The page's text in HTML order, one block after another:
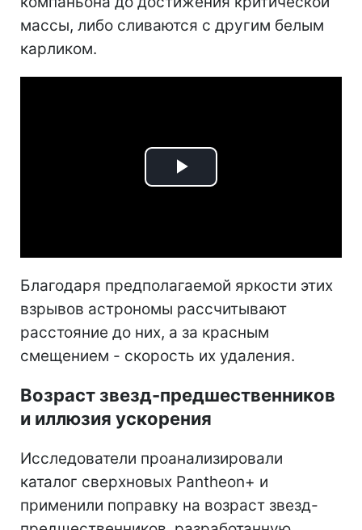
массы, либо сливаются с другим белым
карликом.
Play
Благодаря предполагаемой яркости этих
взрывов астрономы рассчитывают
расстояние до них, а за красным
смещением - скорость их удаления.
Возраст звезд-предшественников
и иллюзия ускорения
Исследователи проанализировали
каталог сверхновых Pantheon+ и
применили поправку на возраст звезд-